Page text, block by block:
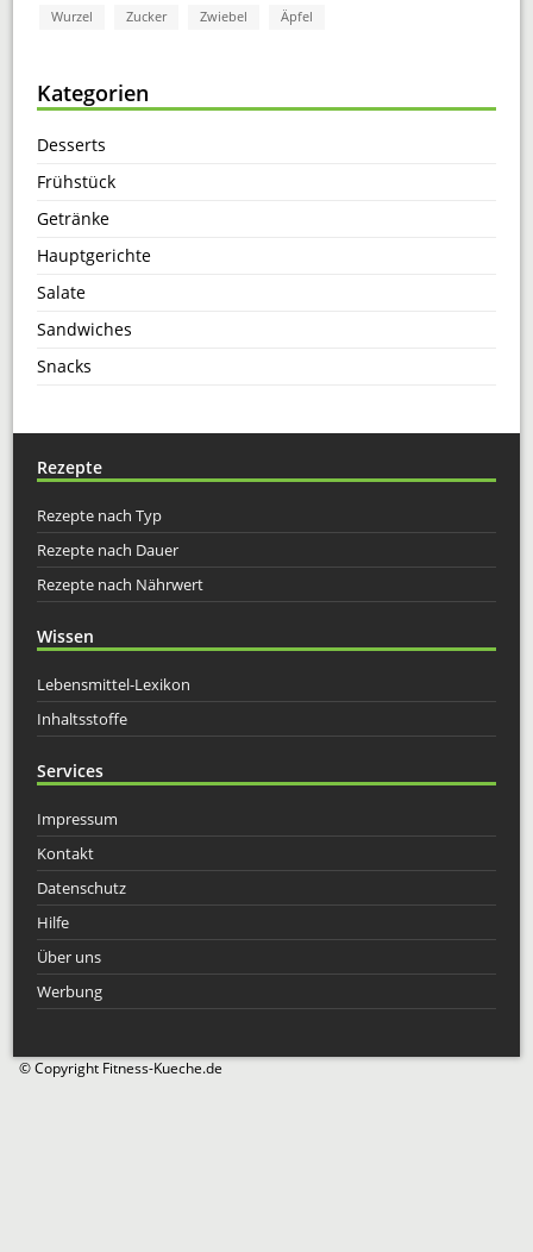
Wurzel Zucker Zwiebel Äpfel
Kategorien
Desserts
Frühstück
Getränke
Hauptgerichte
Salate
Sandwiches
Snacks
Rezepte
Rezepte nach Typ
Rezepte nach Dauer
Rezepte nach Nährwert
Wissen
Lebensmittel-Lexikon
Inhaltsstoffe
Services
Impressum
Kontakt
Datenschutz
Hilfe
Über uns
Werbung
© Copyright Fitness-Kueche.de